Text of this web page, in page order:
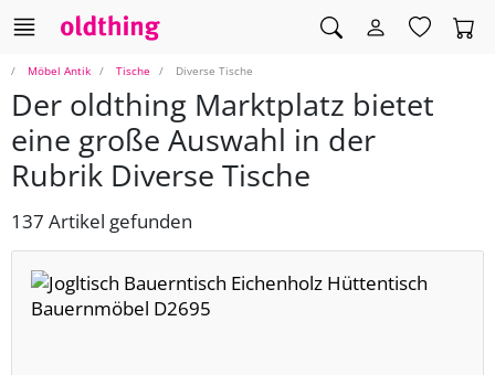
Möbel Antik Tische Diverse Tische
Der oldthing Marktplatz bietet
eine große Auswahl in der
Rubrik Diverse Tische
137 Artikel gefunden